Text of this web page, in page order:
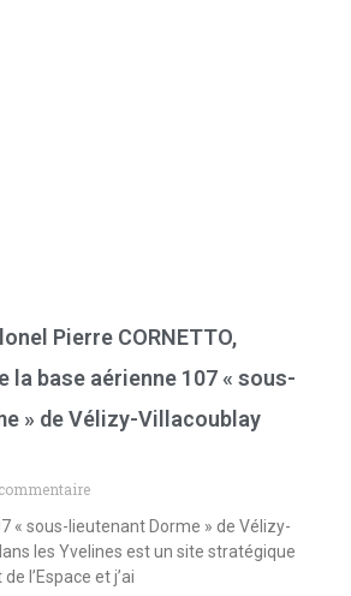
Pierre CORNETTO,
la base aérienne 107 « sous-
» de Vélizy-Villacoublay
« sous-lieutenant Dorme » de Vélizy-
les Yvelines est un site stratégique
l’Espace et j’ai